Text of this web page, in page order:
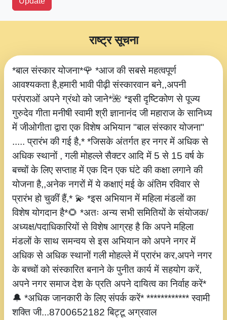
*बाल संस्कार योजना*🌹 *आज की सबसे महत्वपूर्ण
आवश्यकता है,हमारी भावी पीढ़ी संस्कारवान बने,,अपनी
परंपराओं अपने ग्रंथो को जाने*🌺 *इसी दृष्टिकोण से पूज्य
गुरुदेव गीता मनीषी स्वामी श्री ज्ञानानंद जी महाराज के सानिध्य
में जीओगीता द्वारा एक विशेष अभियान "बाल संस्कार योजना"
..... प्रारंभ की गई है,* *जिसके अंतर्गत हर नगर में अधिक से
अधिक स्थानों , गली मोहल्ले सैक्टर आदि में 5 से 15 वर्ष के
बच्चों के लिए सप्ताह में एक दिन एक घंटे की कक्षा लगाने की
योजना है,,अनेक नगरों में ये कक्षाएं मई के अंतिम रविवार से
प्रारंभ हो चुकीं हैं,* 💫 *इस अभियान में महिला मंडलों का
विशेष योगदान है*🌻 *अतः अन्य सभी समितियों के संयोजक/
अध्यक्ष/पदाधिकारियों से विशेष आग्रह है कि अपने महिला
मंडलों के साथ समन्वय से इस अभियान को अपने नगर में
अधिक से अधिक स्थानों गली मोहल्ले में प्रारंभ कर,अपने नगर
के बच्चों को संस्कारित बनाने के पुनीत कार्य में सहयोग करें,
अपने नगर समाज देश के प्रति अपने दायित्व का निर्वाह करें*
🔔 *अधिक जानकारी के लिए संपर्क करें* ************ स्वामी
शक्ति जी...8700652182 बिट्टू अग्रवाल
राष्ट्र सूचना